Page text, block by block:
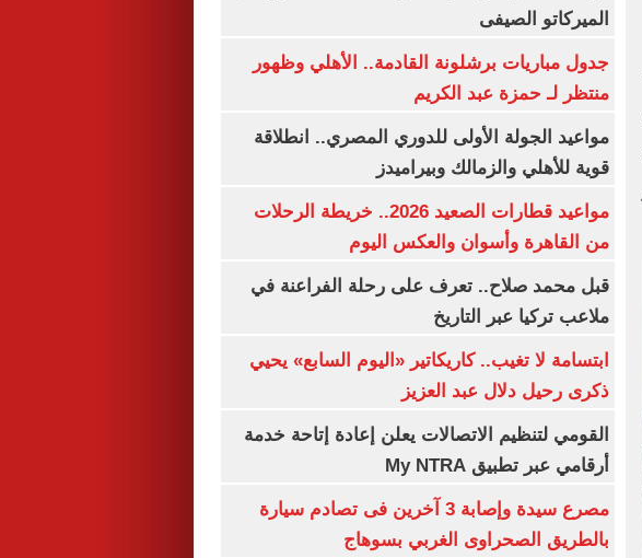
الميركاتو الصيفى
جدول مباريات برشلونة القادمة.. الأهلي وظهور
منتظر لـ حمزة عبد الكريم
مواعيد الجولة الأولى للدوري المصري.. انطلاقة
قوية للأهلي والزمالك وبيراميدز
مواعيد قطارات الصعيد 2026.. خريطة الرحلات
من القاهرة وأسوان والعكس اليوم
قبل محمد صلاح.. تعرف على رحلة الفراعنة في
ملاعب تركيا عبر التاريخ
ابتسامة لا تغيب.. كاريكاتير «اليوم السابع» يحيي
ذكرى رحيل دلال عبد العزيز
القومي لتنظيم الاتصالات يعلن إعادة إتاحة خدمة
أرقامي عبر تطبيق My NTRA
مصرع سيدة وإصابة 3 آخرين فى تصادم سيارة
بالطريق الصحراوى الغربي بسوهاج